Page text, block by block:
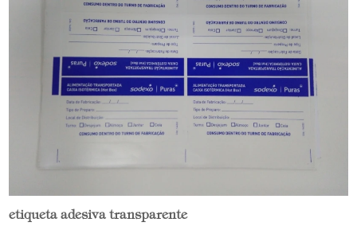
etiqueta adesiva transparente